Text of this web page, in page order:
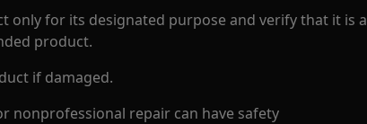
only for its designated purpose and verify that it is a
product.
if damaged.
nonprofessional repair can have safety